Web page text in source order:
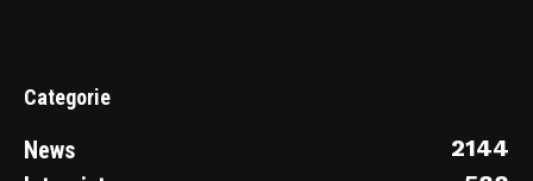
Categorie
News
2144